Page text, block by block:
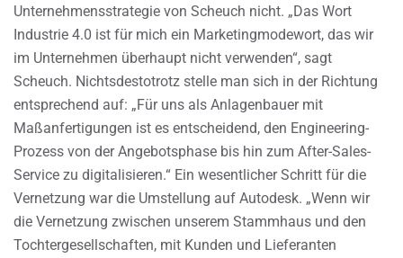
Unternehmensstrategie von Scheuch nicht. „Das Wort
Industrie 4.0 ist für mich ein Marketingmodewort, das wir
im Unternehmen überhaupt nicht verwenden“, sagt
Scheuch. Nichtsdestotrotz stelle man sich in der Richtung
entsprechend auf: „Für uns als Anlagenbauer mit
Maßanfertigungen ist es entscheidend, den Engineering-
Prozess von der Angebotsphase bis hin zum After-Sales-
Service zu digitalisieren.“ Ein wesentlicher Schritt für die
Vernetzung war die Umstellung auf Autodesk. „Wenn wir
die Vernetzung zwischen unserem Stammhaus und den
Tochtergesellschaften, mit Kunden und Lieferanten